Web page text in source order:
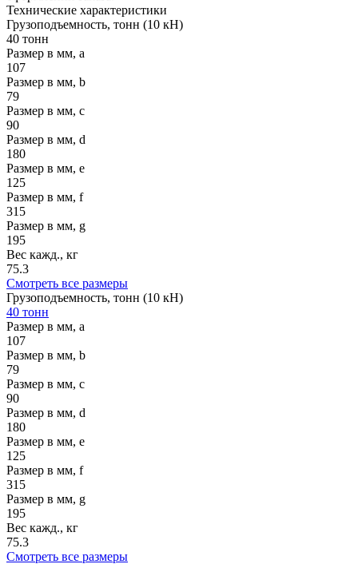
Технические характеристики
Грузоподъемность, тонн (10 кН)
40 тонн
Размер в мм, a
107
Размер в мм, b
79
Размер в мм, c
90
Размер в мм, d
180
Размер в мм, e
125
Размер в мм, f
315
Размер в мм, g
195
Вес кажд., кг
75.3
Смотреть все размеры
Грузоподъемность, тонн (10 кН)
40 тонн
Размер в мм, a
107
Размер в мм, b
79
Размер в мм, c
90
Размер в мм, d
180
Размер в мм, e
125
Размер в мм, f
315
Размер в мм, g
195
Вес кажд., кг
75.3
Смотреть все размеры